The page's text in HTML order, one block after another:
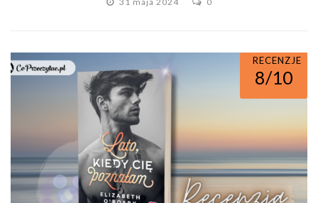
RECENZJE
8/10